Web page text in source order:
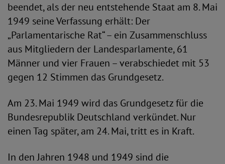
beendet, als der neu entstehende Staat am 8. Mai
1949 seine Verfassung erhält: Der
„Parlamentarische Rat“ – ein Zusammenschluss
aus Mitgliedern der Landesparlamente, 61
Männer und vier Frauen – verabschiedet mit 53
gegen 12 Stimmen das Grundgesetz.
Am 23. Mai 1949 wird das Grundgesetz für die
Bundesrepublik Deutschland verkündet. Nur
einen Tag später, am 24. Mai, tritt es in Kraft.
In den Jahren 1948 und 1949 sind die